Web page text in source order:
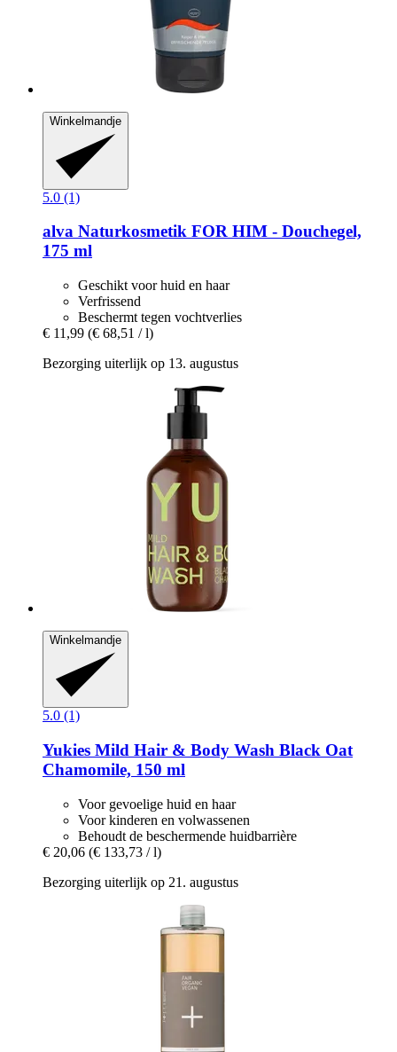
Winkelmandje
5.0 (1)
alva Naturkosmetik FOR HIM -​ Douchegel,
175 ml
Geschikt voor huid en haar
Verfrissend
Beschermt tegen vochtverlies
€ 11,99 (€ 68,51 / l)
Bezorging uiterlijk op 13. augustus
Winkelmandje
5.0 (1)
Yukies Mild Hair & Body Wash Black Oat
Chamomile, 150 ml
Voor gevoelige huid en haar
Voor kinderen en volwassenen
Behoudt de beschermende huidbarrière
€ 20,06 (€ 133,73 / l)
Bezorging uiterlijk op 21. augustus